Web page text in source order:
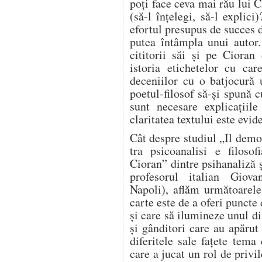
poți face ceva mai rău lui
(să-l înțelegi, să-l
efortul presupus de succes
putea întâmpla unui
cititorii săi și pe Cioran
istoria etichetelor cu
deceniilor cu o batjocură
poetul-filosof să-și spună
sunt necesare
claritatea textului este
Cât despre studiul „Il
tra psicoanalisi e
Cioran” dintre psihanaliză
profesorul italian
Napoli), aflăm
carte este de a oferi
și care să ilumineze unul
și gânditori care au
diferitele sale fațete
care a jucat un rol de